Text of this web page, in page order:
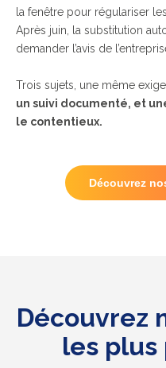
la fenêtre pour régulariser
Après juin, la substitution
demander l’avis de
Trois sujets, une même
un suivi documenté, et
le contentieux.
Découvrez
Découvrez
les plus